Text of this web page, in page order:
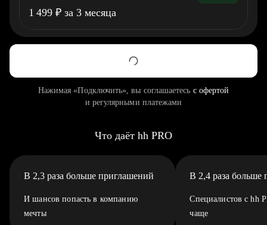
1 499 ₽ за 3 месяца
Нажимая «Подключить», вы соглашаетесь с офертой
и регулярными платежами
Что даёт hh PRO
В 2,3 раза больше приглашений
И шансов попасть в компанию
мечты
В 2,4 раза больше
Специалистов с hh
чаще